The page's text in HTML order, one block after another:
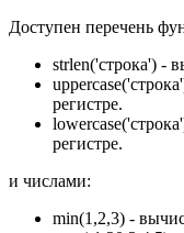
Доступен перечень
strlen('строка') -
регистре.
регистре.
и числами:
min(1,2,3) -